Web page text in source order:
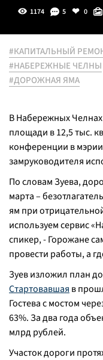
1174 5 0
#КАПИТАЛЬНЫЙ
#НАБЕРЕЖНЫЕ ЧЕЛНЫ
#ДОРОЖНАЯ ЯМА
В Набережных
площади в 12,5 тыс.
конференции в
замруководителя
По словам Зуева,
марта –
ям при
используем сервис
спикер, - Горожане
провести работы, а
Зуев изложил план
Стартовавшая в
Гостева с мостом
63%. За два года
млрд рублей.
Участок дороги